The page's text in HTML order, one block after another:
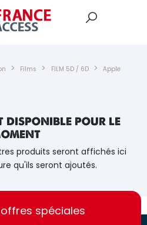
Films FILM 5D / 6D
Apple
disponible pour le
produits seront affichés ici
qu'ils seront ajoutés.
spéciales